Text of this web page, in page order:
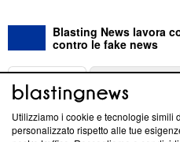
Blasting News lavora
contro le fake news
ABOUT
Questa sezione offre
Utilizziamo i cookie e tecnologie simili
personalizzato rispetto alle tue